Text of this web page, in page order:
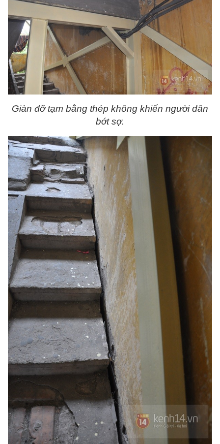
Giàn đỡ tạm bằng thép không khiến người dân
bớt sợ.